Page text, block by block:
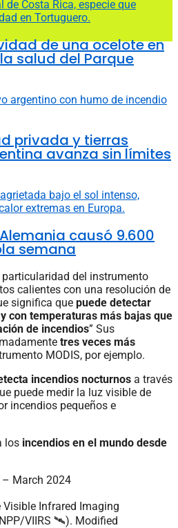
de una ocelote en
salud del Parque
privada y tierras
avanza sin límites
causó 9.600
semana
del instrumento
calientes con una resolución de
significa que puede detectar
con temperaturas más bajas que
de incendios” Sus
tres veces más
MODIS, por ejemplo.
incendios nocturnos a través
puede medir la luz visible de
incendios pequeños e
los incendios en el mundo desde
– March 2024
Infrared Imaging
VIIRS 🛰️). Modified